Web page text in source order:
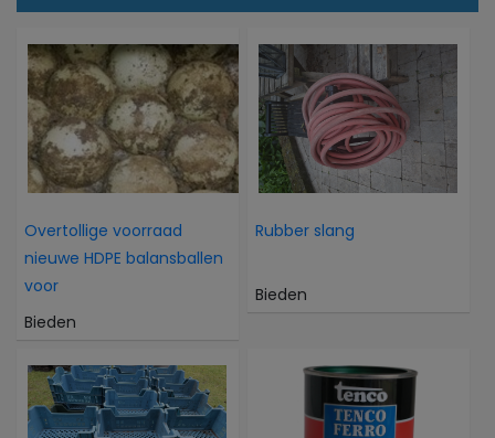
Overtollige voorraad
nieuwe HDPE balansballen
voor
Bieden
Rubber slang
Bieden